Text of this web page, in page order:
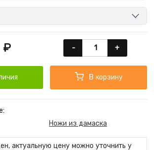
₽ - +
В корзину
Ножи из дамаска
актуальную цену можно уточнить у